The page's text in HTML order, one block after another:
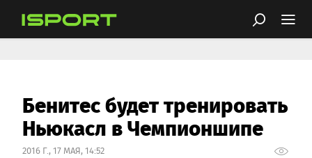
Бенитес будет тренировать
Ньюкасл в Чемпионшипе
2016 Г., 17 МАЯ, 14:52